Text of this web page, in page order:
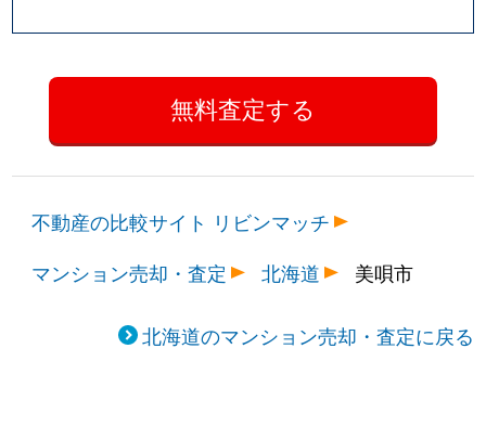
不動産の比較サイト リビンマッチ
マンション売却・査定
北海道 美唄市
北海道のマンション売却・査定に戻る